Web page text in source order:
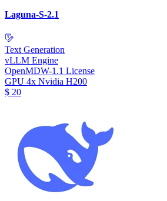
Laguna-S-2.1
Text Generation
vLLM Engine
OpenMDW-1.1 License
GPU 4x Nvidia H200
$ 20